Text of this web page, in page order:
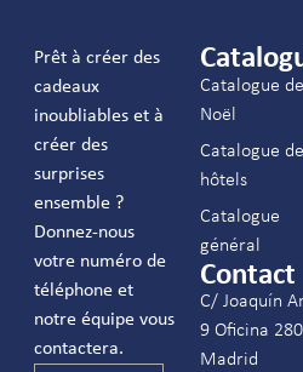
Prêt à créer des
cadeaux
inoubliables et à
créer des
surprises
ensemble ?
Donnez-nous
votre numéro de
téléphone et
notre équipe vous
contactera.
Catalogue de
Noël
Catalogue
hôtels
Catalogue
général
Contact
C/ Joaquín
9 Oficina
Madrid